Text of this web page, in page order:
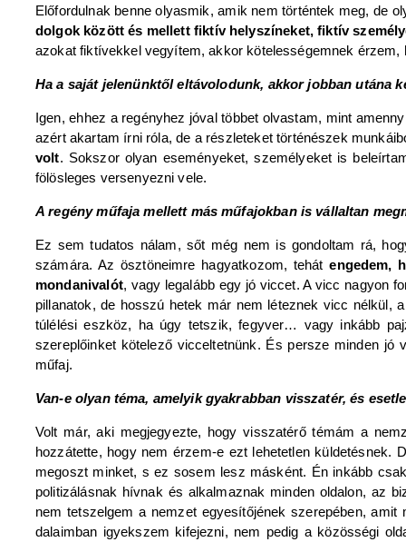
Előfordulnak benne olyasmik, amik nem történtek meg, de
dolgok között és mellett fiktív helyszíneket, fiktív
azokat fiktívekkel vegyítem, akkor kötelességemnek
Ha a saját jelenünktől eltávolodunk, akkor jobban utána
Igen, ehhez a regényhez jóval többet olvastam, mint
azért akartam írni róla, de a részleteket történészek
volt. Sokszor olyan eseményeket, személyeket is
fölösleges versenyezni vele.
A regény műfaja mellett más műfajokban is vállaltan
Ez sem tudatos nálam, sőt még nem is gondoltam rá,
számára. Az ösztöneimre hagyatkozom, tehátengedem,
mondanivalót, vagy legalább egy jó viccet. A vicc nagyon
pillanatok, de hosszú hetek már nem léteznek vicc nélkül,
túlélési eszköz, ha úgy tetszik, fegyver… vagy inkább
szereplőinket kötelező vicceltetnünk. És persze minden
műfaj.
Van-e olyan téma, amelyik gyakrabban visszatér, és
Volt már, aki megjegyezte, hogy visszatérő témám a
hozzátette, hogy nem érzem-e ezt lehetetlen
megoszt minket, s ez sosem lesz másként. Én inkább
politizálásnak hívnak és alkalmaznak minden oldalon, az
nem tetszelgem a nemzet egyesítőjének szerepében,
dalaimban igyekszem kifejezni, nem pedig a közösségi